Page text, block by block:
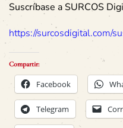
Suscríbase a SURCOS
https://surcosdigital.com/
Compartir:
Facebook
Telegram